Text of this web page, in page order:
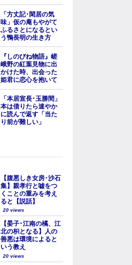
「方丈記･閑居の気
味」仮の庵もやがて
ふるさとになるとい
う鴨長明の生き方
『しのびね物語』嵯
峨野の紅葉見物に出
かけた時、出会った
姫君に恋心を抱いて
「本居宣長･玉勝間」
本は借りたら速やか
に読んで返す「当た
り前が難しい」
【腹悪しき女房･沙石
集】親孝行と嘘をつ
くことの重みを考え
ると【説話】
20 views
【晏子･江南の橘、江
北の枳となる】人の
善悪は環境によると
いう教え
20 views